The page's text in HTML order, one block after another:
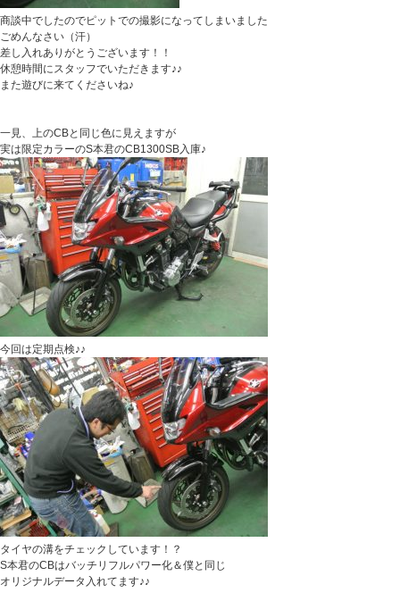
商談中でしたのでピットでの撮影になってしまいました
ごめんなさい（汗）
差し入れありがとうございます！！
休憩時間にスタッフでいただきます♪♪
また遊びに来てくださいね♪
一見、上のCBと同じ色に見えますが
実は限定カラーのS本君のCB1300SB入庫♪
今回は定期点検♪♪
タイヤの溝をチェックしています！？
S本君のCBはバッチリフルパワー化＆僕と同じ
オリジナルデータ入れてます♪♪